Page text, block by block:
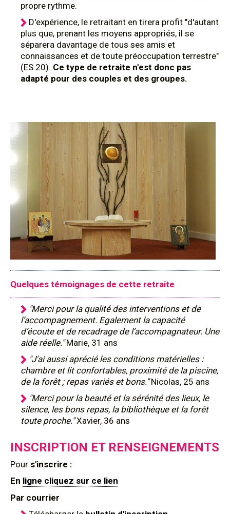
propre rythme.
D'expérience, le retraitant en tirera profit "d'autant
plus que, prenant les moyens appropriés, il se
séparera davantage de tous ses amis et
connaissances et de toute préoccupation terrestre"
(ES 20). Ce type de retraite n'est donc pas
adapté pour des couples et des groupes.
Quelques témoignages de cette retraite
"Merci pour la qualité des interventions et de
l’accompagnement. Egalement la capacité
d’écoute et de recadrage de l’accompagnateur. Une
aide réelle."Marie, 31 ans
"J'ai aussi aprécié les conditions matérielles :
chambre et lit confortables, proximité de la piscine,
de la forêt ; repas variés et bons."Nicolas, 25 ans
"Merci pour la beauté et la sérénité des lieux, le
silence, les bons repas, la bibliothèque et la forêt
toute proche."Xavier, 36 ans
INSCRIPTION ET RENSEIGNEMENTS
Pour s'inscrire :
En ligne cliquez sur ce lien
Par courrier